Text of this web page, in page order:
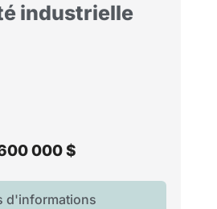
industrielle
000 $
d'informations